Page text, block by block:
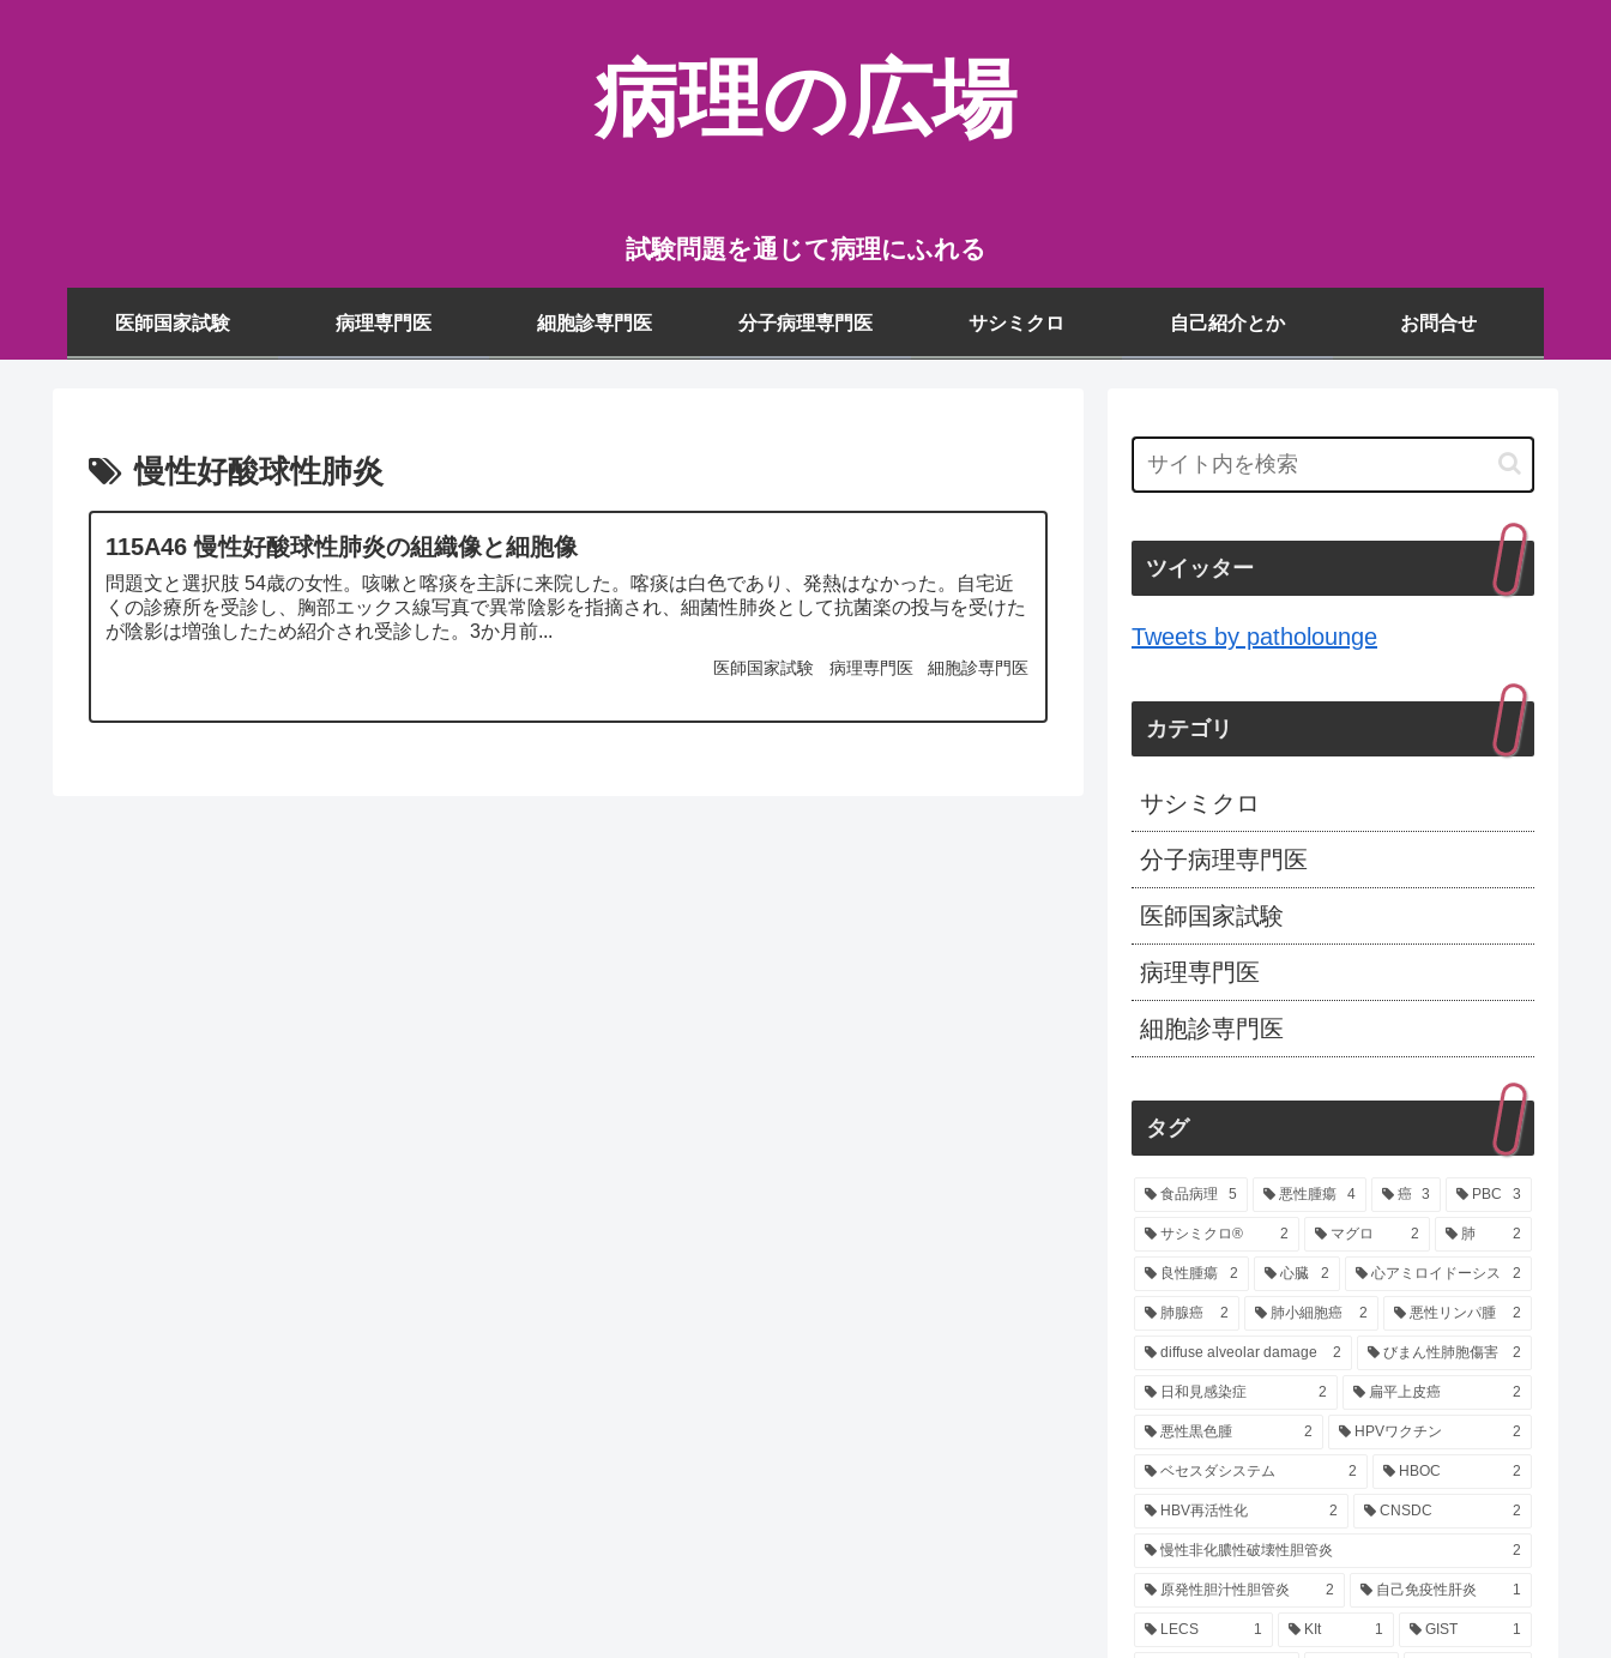
病理の広場
試験問題を通じて病理にふれる
医師国家試験 病理専門医 細胞診専門医 分子病理専門医 サシミクロ 自己紹介とか お問合せ
慢性好酸球性肺炎
115A46 慢性好酸球性肺炎の組織像と細胞像
問題文と選択肢 54歳の女性。咳嗽と喀痰を主訴に来院した。喀痰は白色であり、発熱はなかった。自宅近
くの診療所を受診し、胸部エックス線写真で異常陰影を指摘され、細菌性肺炎として抗菌楽の投与を受けた
が陰影は増強したため紹介され受診した。3か月前...
医師国家試験 病理専門医 細胞診専門医
ツイッター
Tweets by patholounge
カテゴリ
サシミクロ
分子病理専門医
医師国家試験
病理専門医
細胞診専門医
タグ
食品病理 5 悪性腫瘍 4 癌 3 PBC 3
サシミクロ® 2 マグロ 2 肺 2
良性腫瘍 2 心臓 2 心アミロイドーシス 2
肺腺癌 2 肺小細胞癌 2 悪性リンパ腫 2
diffuse alveolar damage 2 びまん性肺胞傷害 2
日和見感染症 2 扁平上皮癌 2
悪性黒色腫 2 HPVワクチン 2
ベセスダシステム 2 HBOC 2
HBV再活性化 2 CNSDC 2
慢性非化膿性破壊性胆管炎 2
原発性胆汁性胆管炎 2 自己免疫性肝炎 1
LECS 1 KIt 1 GIST 1